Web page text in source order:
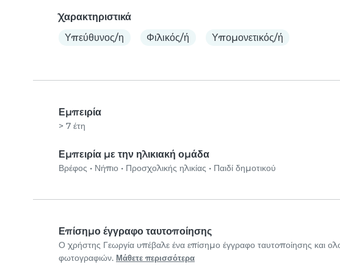
Χαρακτηριστικά
Υπεύθυνος/η
Φιλικός/ή Υπομονετικός/ή
Εμπειρία
> 7 έτη
Εμπειρία με την ηλικιακή ομάδα
Βρέφος • Νήπιο • Προσχολικής ηλικίας • Παιδί δημοτικού
Επίσημο έγγραφο ταυτοποίησης
Ο χρήστης Γεωργία υπέβαλε ένα επίσημο έγγραφο ταυτοποίησης και
φωτογραφιών. Μάθετε περισσότερα